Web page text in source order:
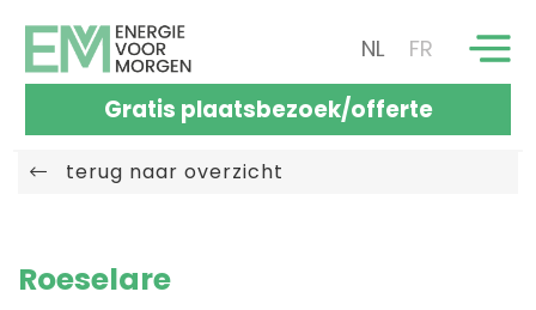
NL FR
Gratis plaatsbezoek/offerte
terug naar overzicht
Roeselare